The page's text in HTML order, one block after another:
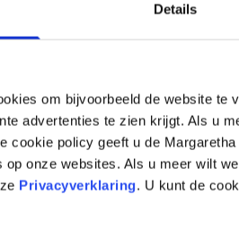
Details
om bijvoorbeeld de website te
advertenties te zien krijgt. Als u
cookie policy geeft u de
onze websites. Als u meer wilt
Privacyverklaring. U kunt de